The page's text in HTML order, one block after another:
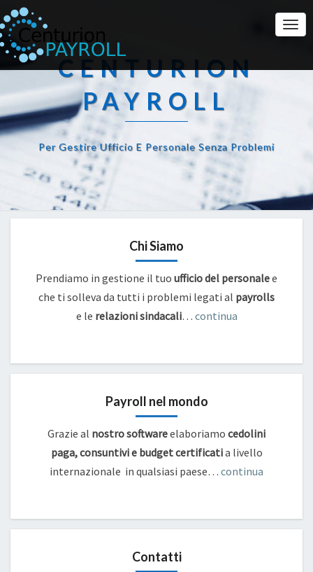
CENTURION
PAYROLL
Per Gestire Ufficio E Personale Senza Problemi
Chi Siamo
Prendiamo in gestione il tuo ufficio del personalee
che ti solleva da tutti i problemi legati al payrolls
e le relazioni sindacali… continua
Payroll nel mondo
Grazie al nostro softwareelaboriamo cedolini
paga, consuntivi e budget certificatia livello
internazionale in qualsiasi paese… continua
Contatti